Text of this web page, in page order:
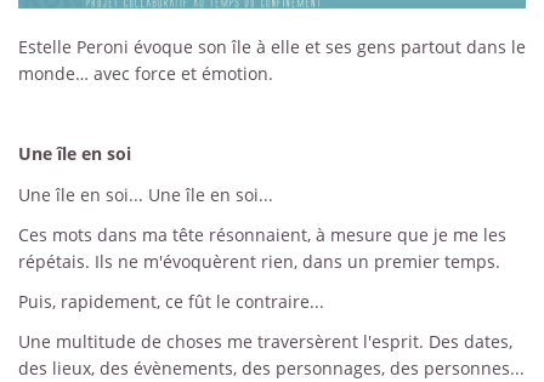
Estelle Peroni évoque son île à elle et ses gens partout dans le
monde… avec force et émotion.
Une île en soi
Une île en soi... Une île en soi...
Ces mots dans ma tête résonnaient, à mesure que je me les
répétais. Ils ne m'évoquèrent rien, dans un premier temps.
Puis, rapidement, ce fût le contraire...
Une multitude de choses me traversèrent l'esprit. Des dates,
des lieux, des évènements, des personnages, des personnes...